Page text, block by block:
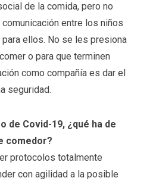
de la comida, pero no
entre los niños
ellos. No se les presiona
o para que terminen
como compañía es dar el
seguridad.
de Covid-19, ¿qué ha de
comedor?
protocolos totalmente
con agilidad a la posible